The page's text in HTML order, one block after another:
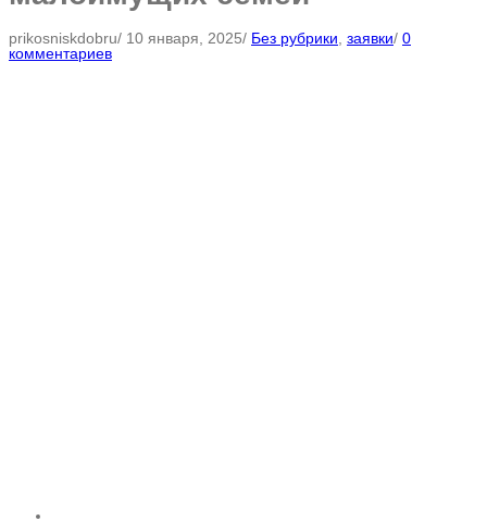
prikosniskdobru/ 10 января, 2025/ Без рубрики заявки/ 0
комментариев